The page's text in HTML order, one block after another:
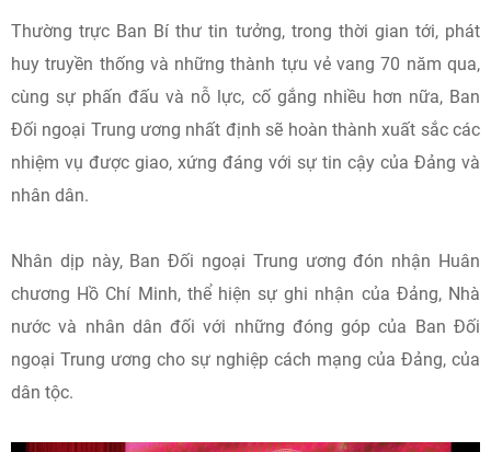
Thường trực Ban Bí thư tin tưởng, trong thời gian tới, phát
huy truyền thống và những thành tựu vẻ vang 70 năm qua,
cùng sự phấn đấu và nỗ lực, cố gắng nhiều hơn nữa, Ban
Đối ngoại Trung ương nhất định sẽ hoàn thành xuất sắc các
nhiệm vụ được giao, xứng đáng với sự tin cậy của Đảng và
nhân dân.
Nhân dịp này, Ban Đối ngoại Trung ương đón nhận Huân
chương Hồ Chí Minh, thể hiện sự ghi nhận của Đảng, Nhà
nước và nhân dân đối với những đóng góp của Ban Đối
ngoại Trung ương cho sự nghiệp cách mạng của Đảng, của
dân tộc.